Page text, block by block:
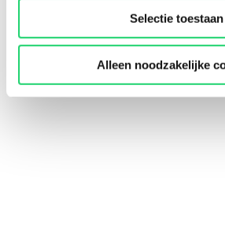
Selectie toestaan
Alleen noodzakelijke